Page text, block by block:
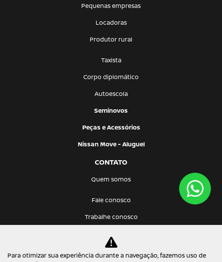
Pequenas empresas
Locadoras
Produtor rural
Taxista
Corpo diplomático
Autoescola
Seminovos
Peças e Acessórios
Nissan Move - Aluguel
CONTATO
Quem somos
Fale conosco
Trabalhe conosco
Para otimizar sua experiência durante a navegação, fazemos uso de